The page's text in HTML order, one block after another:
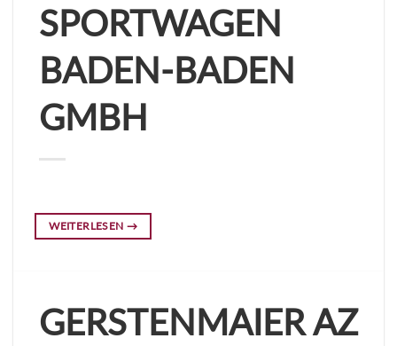
SPORTWAGEN
BADEN-BADEN
GMBH
WEITERLESEN →
GERSTENMAIER AZ